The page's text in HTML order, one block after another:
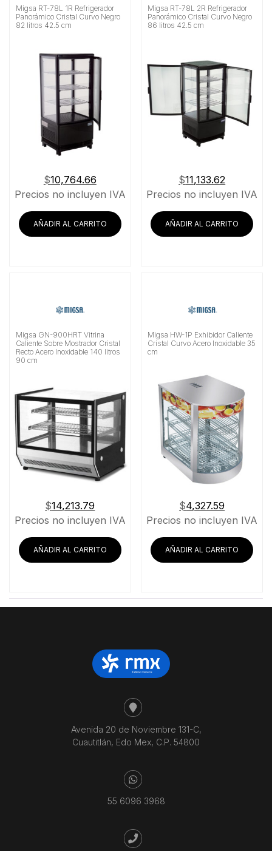
Migsa RT-78L 1R Refrigerador
Panorámico Cristal Curvo Negro
82 litros 42.5 cm
$10,764.66
Precios no incluyen IVA
AÑADIR AL CARRITO
Migsa RT-78L 2R Refrigerador
Panorámico Cristal Curvo Negro
86 litros 42.5 cm
$11,133.62
Precios no incluyen IVA
AÑADIR AL CARRITO
Migsa GN-900HRT Vitrina
Caliente Sobre Mostrador Cristal
Recto Acero Inoxidable 140 litros
90 cm
$14,213.79
Precios no incluyen IVA
AÑADIR AL CARRITO
Migsa HW-1P Exhibidor Caliente
Cristal Curvo Acero Inoxidable 35
cm
$4,327.59
Precios no incluyen IVA
AÑADIR AL CARRITO
Avenida 20 de Noviembre 131-C,
Cuautitlán, Edo Mex, C.P. 54800
55 6096 3968